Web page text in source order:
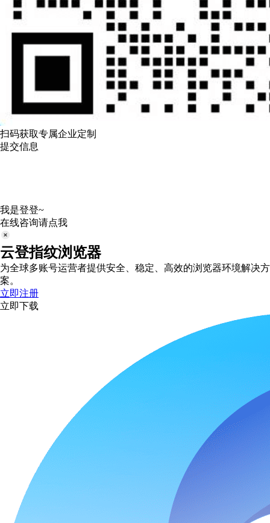
扫码获取专属企业定制
提交信息
我是登登~
在线咨询请点我
云登指纹浏览器
为全球多账号运营者提供安全、稳定、高效的浏览器环境解决方
案。
立即注册
立即下载